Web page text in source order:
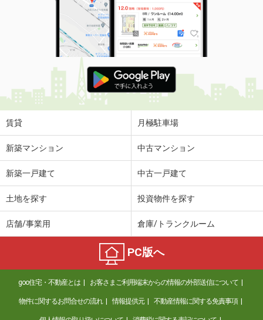
賃貸 月極駐車場
新築マンション 中古マンション
新築一戸建て 中古一戸建て
土地を探す 投資物件を探す
店舗/事業用 倉庫/トランクルーム
PC版へ
goo住宅・不動産とは お客さまご利用端末からの情報の外部送信について
物件に関するお問合せの流れ 情報提供元 不動産情報に関する免責事項